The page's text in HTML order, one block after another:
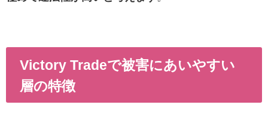
Victory Tradeで被害にあいやすい
層の特徴